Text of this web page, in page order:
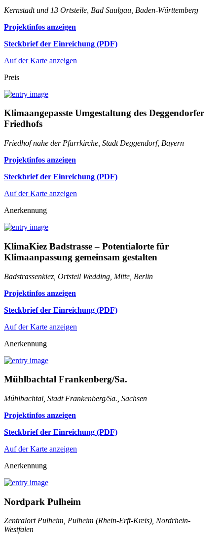
Kernstadt und 13 Ortsteile, Bad Saulgau, Baden-Württemberg
Projektinfos anzeigen
Steckbrief der Einreichung (PDF)
Auf der Karte anzeigen
Preis
Klimaangepasste Umgestaltung des Deggendorfer
Friedhofs
Friedhof nahe der Pfarrkirche, Stadt Deggendorf, Bayern
Projektinfos anzeigen
Steckbrief der Einreichung (PDF)
Auf der Karte anzeigen
Anerkennung
KlimaKiez Badstrasse – Potentialorte für
Klimaanpassung gemeinsam gestalten
Badstrassenkiez, Ortsteil Wedding, Mitte, Berlin
Projektinfos anzeigen
Steckbrief der Einreichung (PDF)
Auf der Karte anzeigen
Anerkennung
Mühlbachtal Frankenberg/Sa.
Mühlbachtal, Stadt Frankenberg/Sa., Sachsen
Projektinfos anzeigen
Steckbrief der Einreichung (PDF)
Auf der Karte anzeigen
Anerkennung
Nordpark Pulheim
Zentralort Pulheim, Pulheim (Rhein-Erft-Kreis), Nordrhein-
Westfalen